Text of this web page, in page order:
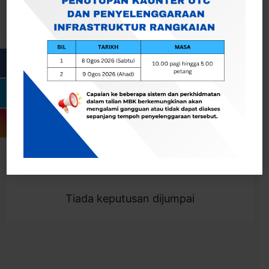
Togol Penapis
Showing 0 result
Tiada keputusan dijumpai